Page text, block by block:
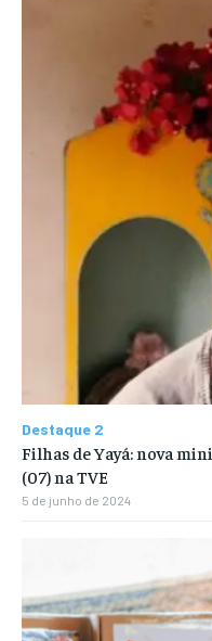
Destaque 2
Filhas de Yayá: nova
(07) na TVE
5 de junho de 2024